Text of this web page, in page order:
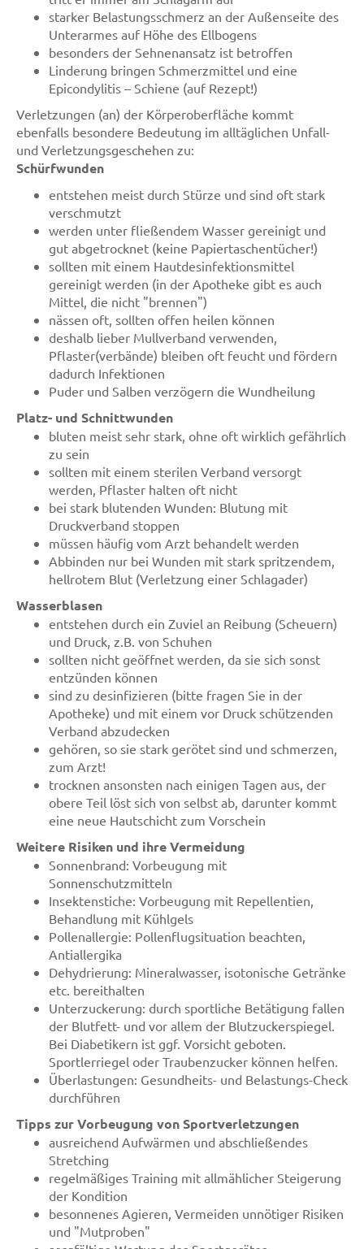
starker Belastungsschmerz an der Außenseite des
Unterarmes auf Höhe des Ellbogens
besonders der Sehnenansatz ist betroffen
Linderung bringen Schmerzmittel und eine
Epicondylitis – Schiene (auf Rezept!)
Verletzungen (an) der Körperoberfläche kommt
ebenfalls besondere Bedeutung im alltäglichen Unfall-
und Verletzungsgeschehen zu:
Schürfwunden
entstehen meist durch Stürze und sind oft stark
verschmutzt
werden unter fließendem Wasser gereinigt und
gut abgetrocknet (keine Papiertaschentücher!)
sollten mit einem Hautdesinfektionsmittel
gereinigt werden (in der Apotheke gibt es auch
Mittel, die nicht "brennen")
nässen oft, sollten offen heilen können
deshalb lieber Mullverband verwenden,
Pflaster(verbände) bleiben oft feucht und fördern
dadurch Infektionen
Puder und Salben verzögern die Wundheilung
Platz- und Schnittwunden
bluten meist sehr stark, ohne oft wirklich gefährlich
zu sein
sollten mit einem sterilen Verband versorgt
werden, Pflaster halten oft nicht
bei stark blutenden Wunden: Blutung mit
Druckverband stoppen
müssen häufig vom Arzt behandelt werden
Abbinden nur bei Wunden mit stark spritzendem,
hellrotem Blut (Verletzung einer Schlagader)
Wasserblasen
entstehen durch ein Zuviel an Reibung (Scheuern)
und Druck, z.B. von Schuhen
sollten nicht geöffnet werden, da sie sich sonst
entzünden können
sind zu desinfizieren (bitte fragen Sie in der
Apotheke) und mit einem vor Druck schützenden
Verband abzudecken
gehören, so sie stark gerötet sind und schmerzen,
zum Arzt!
trocknen ansonsten nach einigen Tagen aus, der
obere Teil löst sich von selbst ab, darunter kommt
eine neue Hautschicht zum Vorschein
Weitere Risiken und ihre Vermeidung
Sonnenbrand: Vorbeugung mit
Sonnenschutzmitteln
Insektenstiche: Vorbeugung mit Repellentien,
Behandlung mit Kühlgels
Pollenallergie: Pollenflugsituation beachten,
Antiallergika
Dehydrierung: Mineralwasser, isotonische Getränke
etc. bereithalten
Unterzuckerung: durch sportliche Betätigung fallen
der Blutfett- und vor allem der Blutzuckerspiegel.
Bei Diabetikern ist ggf. Vorsicht geboten.
Sportlerriegel oder Traubenzucker können helfen.
Überlastungen: Gesundheits- und Belastungs-Check
durchführen
Tipps zur Vorbeugung von Sportverletzungen
ausreichend Aufwärmen und abschließendes
Stretching
regelmäßiges Training mit allmählicher Steigerung
der Kondition
besonnenes Agieren, Vermeiden unnötiger Risiken
und "Mutproben"